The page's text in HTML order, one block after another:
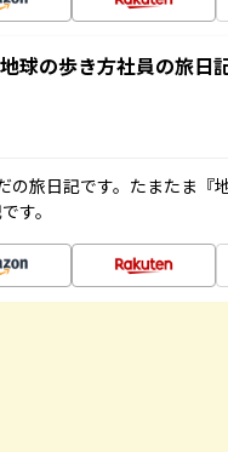
球の歩き方社員の旅日
の旅日記です。たまたま『
す。